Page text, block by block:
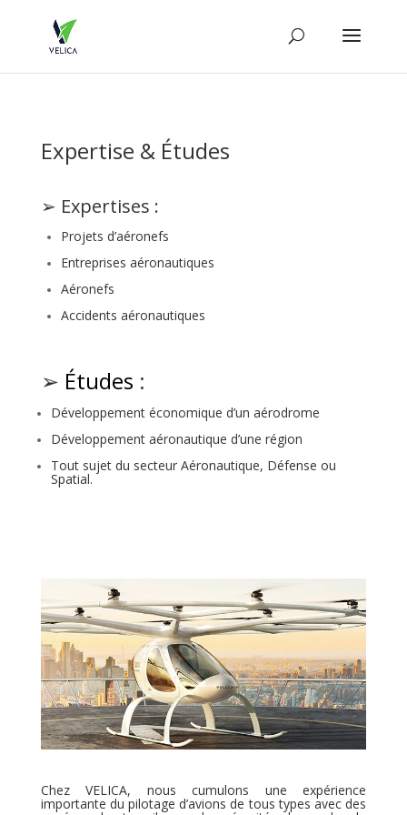
Expertise & Études
➢ Expertises :
Projets d’aéronefs
Entreprises aéronautiques
Aéronefs
Accidents aéronautiques
➢ Études :
Développement économique d’un aérodrome
Développement aéronautique d’une région
Tout sujet du secteur Aéronautique, Défense ou
Spatial.
Chez VELICA, nous cumulons une expérience
importante du pilotage d’avions de tous types avec des